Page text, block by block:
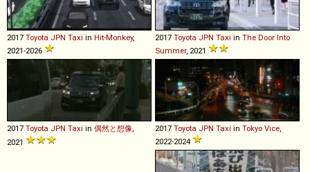
2017 Toyota JPN Taxi in Hit-Monkey,
2021-2026
2017 Toyota JPN Taxi in The Door Into
Summer, 2021
2017 Toyota JPN Taxi in 偶然と想像
2021
2017 Toyota JPN Taxi in Tokyo Vice
2022-2024